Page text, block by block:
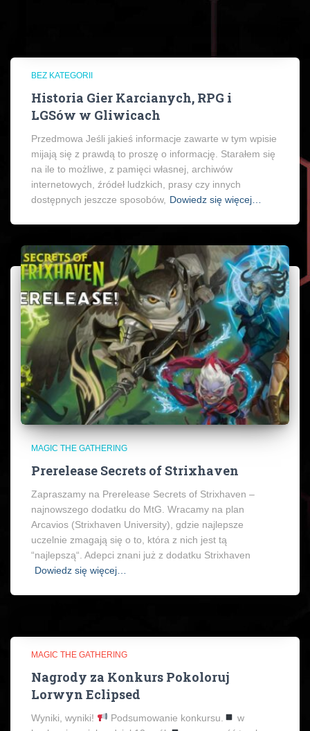
BEZ KATEGORII
Historia Gier Karcianych, RPG i
LGSów w Gliwicach
Przedmowa Jeśli jakieś informacje zawarte w tym wpisie
mijają się z prawdą to proszę o informację. Starałem się
na ile to możliwe, z pamięci własnej, archiwów
internetowych, źródeł ludzkich, prasy czy innych
dostępnych jeszcze sposobów, Dowiedz się więcej…
MAGIC THE GATHERING
Prerelease Secrets of Strixhaven
Zapraszamy na Prerelease Secrets of Strixhaven –
najnowszego dodatku do MtG. Wracamy na plan
Arcavios (Strixhaven University), gdzie najlepsze
uczelnie zmagają się o to, która z nich jest tą
“najlepszą“. Adepci znani już z dodatku Strixhaven
Dowiedz się więcej…
MAGIC THE GATHERING
Nagrody za Konkurs Pokoloruj
Lorwyn Eclipsed
Wyniki, wyniki! Podsumowanie konkursu.
w